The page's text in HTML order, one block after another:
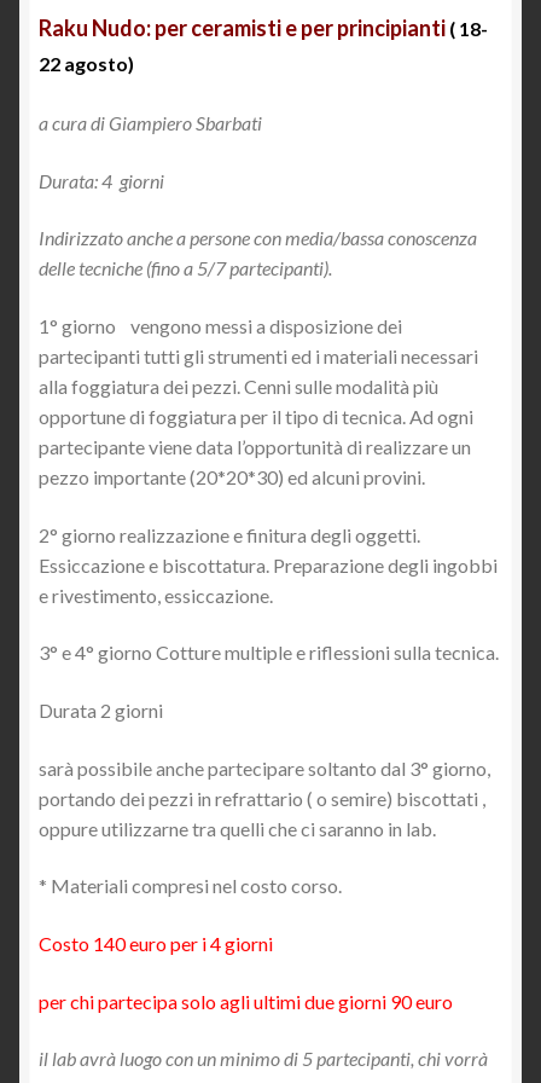
Raku Nudo: per ceramisti e per principianti ( 18-
22 agosto)
a cura di Giampiero Sbarbati
Durata: 4 giorni
Indirizzato anche a persone con media/bassa conoscenza
delle tecniche (fino a 5/7 partecipanti).
1° giorno vengono messi a disposizione dei
partecipanti tutti gli strumenti ed i materiali necessari
alla foggiatura dei pezzi. Cenni sulle modalità più
opportune di foggiatura per il tipo di tecnica. Ad ogni
partecipante viene data l’opportunità di realizzare un
pezzo importante (20*20*30) ed alcuni provini.
2° giorno realizzazione e finitura degli oggetti.
Essiccazione e biscottatura. Preparazione degli ingobbi
e rivestimento, essiccazione.
3° e 4° giorno Cotture multiple e riflessioni sulla tecnica.
Durata 2 giorni
sarà possibile anche partecipare soltanto dal 3° giorno,
portando dei pezzi in refrattario ( o semire) biscottati ,
oppure utilizzarne tra quelli che ci saranno in lab.
* Materiali compresi nel costo corso.
Costo 140 euro per i 4 giorni
per chi partecipa solo agli ultimi due giorni 90 euro
il lab avrà luogo con un minimo di 5 partecipanti, chi vorrà